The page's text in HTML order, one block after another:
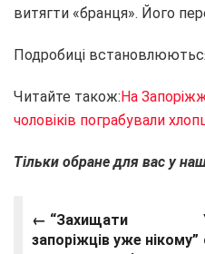
витягти «бранця». Його
Подробиці
Читайте також: На
чоловіків пограбували
Тільки обране для вас у
← “Захищати
запоріжців уже нікому”